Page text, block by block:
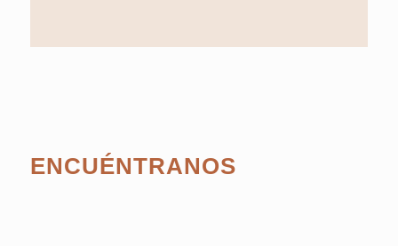
ENCUÉNTRANOS